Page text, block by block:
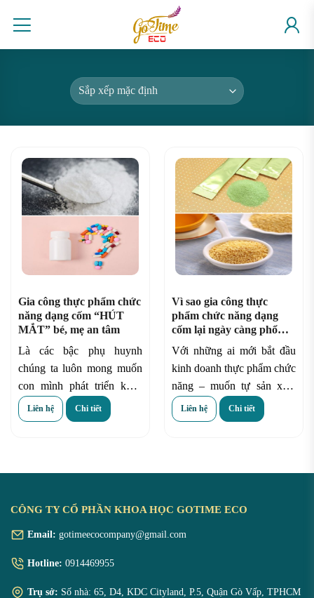
Gia công thực phẩm chức
năng dạng cốm “HÚT
MẮT” bé, mẹ an tâm
Là các bậc phụ huynh
chúng ta luôn mong muốn
con mình phát triển khỏe
mạnh. Tuy nhiên, với trong
lúc bận rộn với công việc
hưởng đến những bữa ăn
tình gây ảnh hưởng lớn đến
Liên hệ Chi tiết
Vì sao gia công thực
phẩm chức năng dạng
cốm lại ngày càng phổ
biến??
Với những ai mới bắt đầu
kinh doanh thực phẩm chức
năng – muốn tự sản xuất
gia công những sản phẩm
thực phẩm chăm sóc cho
luôn là “Hãygia công thực
cốm”.
Liên hệ Chi tiết
CÔNG TY CỔ PHẦN KHOA HỌC GOTIME ECO
Email: gotimeecocompany@gmail.com
Hotline: 0914469955
Trụ sở: Số nhà: 65, D4, KDC Cityland, P.5, Quận Gò Vấp, TPHCM